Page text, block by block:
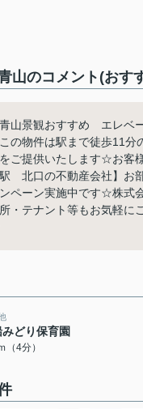
山のコメント(おす
山景観おすすめ エレベ
の物件は駅まで徒歩11
ご提供いたします☆お客
駅 北口の不動産会社】お
ンペーン実施中です☆
・テナント等もお気軽に
どり保育園
（4分）